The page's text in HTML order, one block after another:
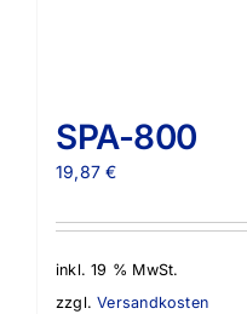
SPA-800
19,87€
inkl. 19 % MwSt.
zzgl.Versandkosten